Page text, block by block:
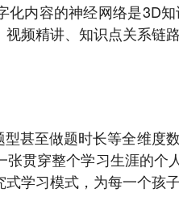
化内容的神经网络是3D
频精讲、知识点关系链
甚至做题时长等全维度
贯穿整个学习生涯的
学习模式，为每一个孩